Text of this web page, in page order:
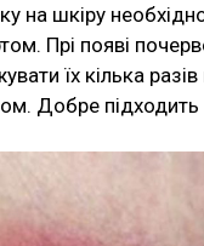
на шкіру
Прі появі
їх кілька
Добре підходить